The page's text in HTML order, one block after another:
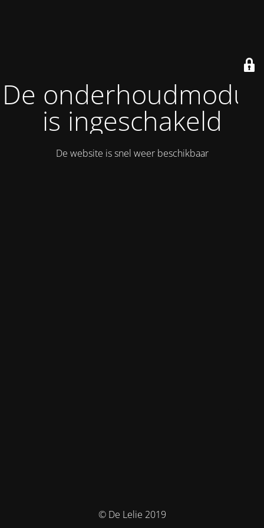
De onderhoudmodus
is ingeschakeld
De website is snel weer beschikbaar
© De Lelie 2019